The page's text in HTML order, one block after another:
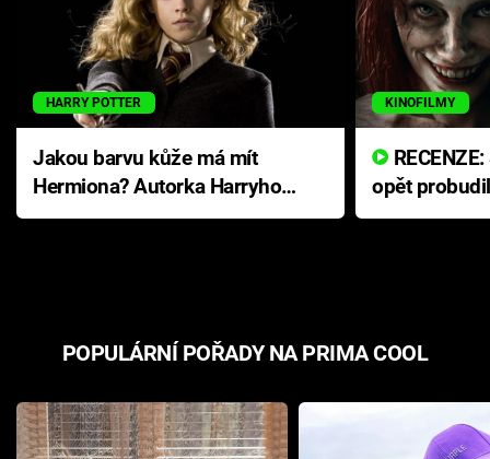
HARRY POTTER
Jakou barvu kůže má mít
Hermiona? Autorka Harryho
Pottera přišla s ráznou
KINOFILMY
opět
přichází s
POPULÁRNÍ POŘADY NA PRIMA COOL